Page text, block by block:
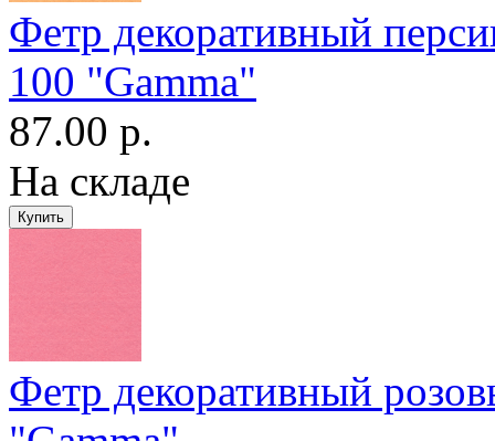
Фетр декоративный
100 "Gamma"
87.00 р.
На складе
Фетр декоративный